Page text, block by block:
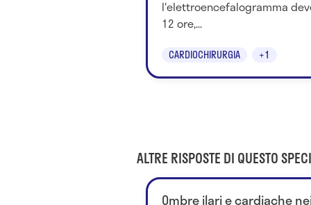
l'elettroencefalogramma
12 ore,...
CARDIOCHIRURGIA +1
ALTRE RISPOSTE DI QUESTO
Ombre ilari e cardiache